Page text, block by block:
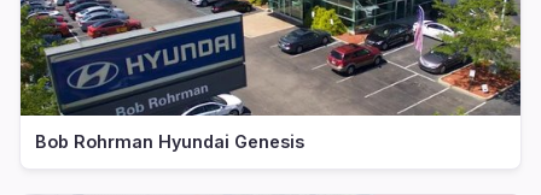
Bob Rohrman Hyundai Genesis